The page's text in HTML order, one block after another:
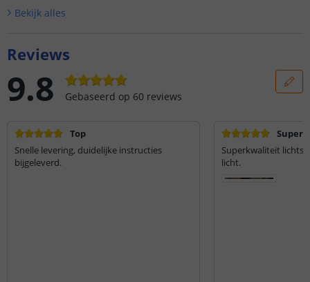
Bekijk alles
Reviews
9.8 Gebaseerd op 60 reviews
Top
Snelle levering, duidelijke instructies
bijgeleverd.
Super
Superkwaliteit
licht.